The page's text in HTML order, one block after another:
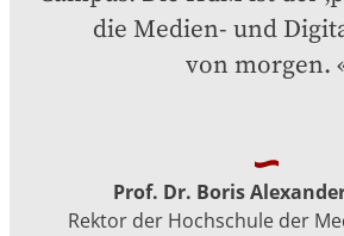
die Medien- und
von morgen.
Prof. Dr. Boris
Rektor der Hochschule der